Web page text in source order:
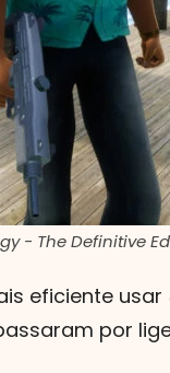
- The Definitive
eficiente usar
por